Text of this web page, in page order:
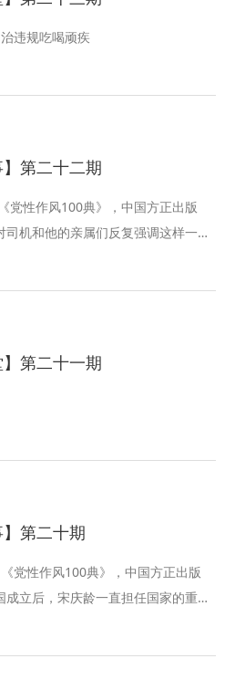
违规吃喝顽疾
】第二十二期
党性作风100典》，中国方正出版
机和他的亲属们反复强调这样一
公用的，不能私用。家属子女坐着
来，并说这一点也不过分，现在哪
】第二十一期
】第二十期
党性作风100典》，中国方正出版
立后，宋庆龄一直担任国家的重要
约、艰苦朴素的作风。在广州大元